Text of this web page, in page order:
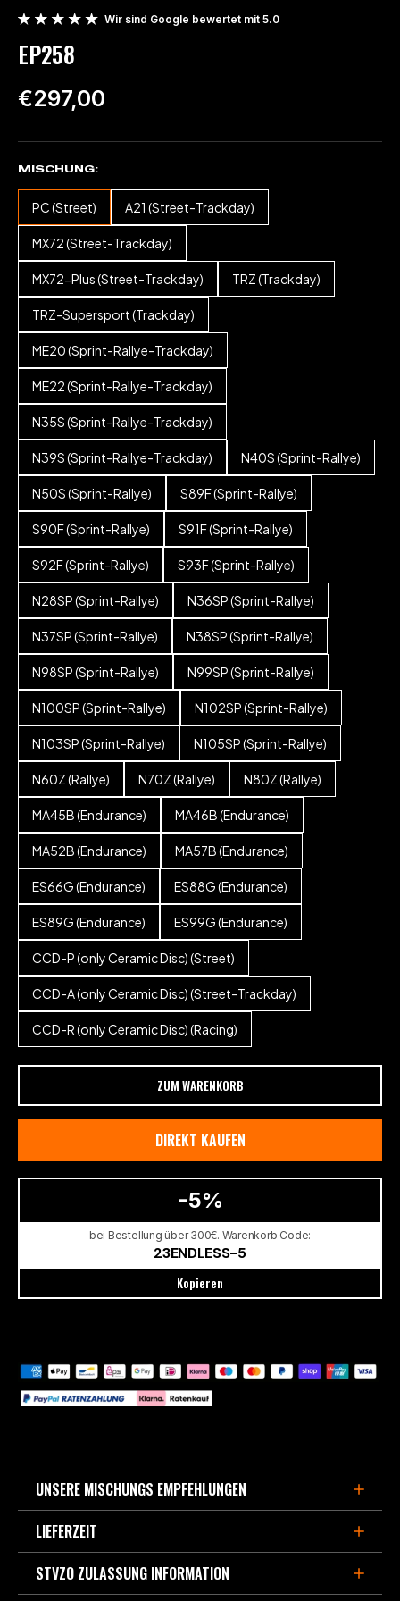
Wir sind Google bewertet mit 5.0
EP258
€297,00
MISCHUNG
PC (Street) A21 (Street-Trackday)
MX72 (Street-Trackday)
MX72-Plus (Street-Trackday) TRZ (Trackday)
TRZ-Supersport (Trackday)
ME20 (Sprint-Rallye-Trackday)
ME22 (Sprint-Rallye-Trackday)
N35S (Sprint-Rallye-Trackday)
N39S (Sprint-Rallye-Trackday) N40S (Sprint-Rallye)
N50S (Sprint-Rallye) S89F (Sprint-Rallye)
S90F (Sprint-Rallye) S91F (Sprint-Rallye)
S92F (Sprint-Rallye) S93F (Sprint-Rallye)
N28SP (Sprint-Rallye) N36SP (Sprint-Rallye)
N37SP (Sprint-Rallye) N38SP (Sprint-Rallye)
N98SP (Sprint-Rallye) N99SP (Sprint-Rallye)
N100SP (Sprint-Rallye) N102SP (Sprint-Rallye)
N103SP (Sprint-Rallye) N105SP (Sprint-Rallye)
N60Z (Rallye) N70Z (Rallye) N80Z (Rallye)
MA45B (Endurance) MA46B (Endurance)
MA52B (Endurance) MA57B (Endurance)
ES66G (Endurance) ES88G (Endurance)
ES89G (Endurance) ES99G (Endurance)
CCD-P (only Ceramic Disc) (Street)
CCD-A (only Ceramic Disc) (Street-Trackday)
CCD-R (only Ceramic Disc) (Racing)
ZUM WARENKORB
DIREKT KAUFEN
-5%
bei Bestellung über 300€. Warenkorb Code:
23ENDLESS-5
Kopieren
UNSERE MISCHUNGS EMPFEHLUNGEN
FÜR DEN SPORTLICHEN STRAßENEINSATZ,
BERGPÄSSE UND LEICHTE TRACKDAYS
- MX87ist die Weiterentwicklung des beliebten Straßen-
LIEFERZEIT
3-5 Werktage, wenn im Europa Zentrallager lagernd.
STVZO ZULASSUNG INFORMATION